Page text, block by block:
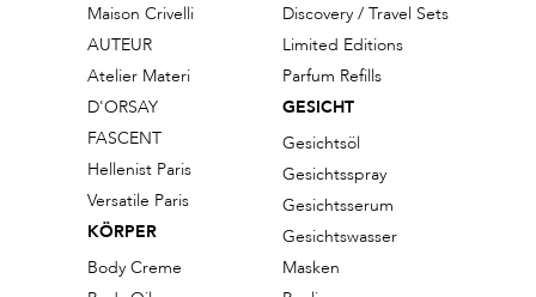
Maison Crivelli
AUTEUR
Atelier Materi
D'ORSAY
FASCENT
Hellenist Paris
Versatile Paris
KÖRPER
Body Creme
Discovery / Travel Sets
Limited Editions
Parfum Refills
GESICHT
Gesichtsöl
Gesichtsspray
Gesichtsserum
Gesichtswasser
Masken